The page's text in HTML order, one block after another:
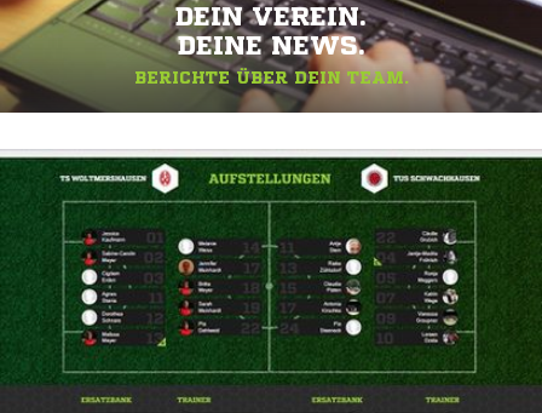
DEIN VEREIN.
DEINE NEWS.
BERICHTE ÜBER DEIN TEAM.